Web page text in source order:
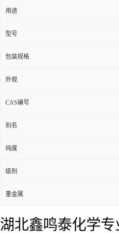
用途
型号
包装规格
外观
CAS编号
别名
纯度
级别
重金属
湖北鑫鸣泰化学